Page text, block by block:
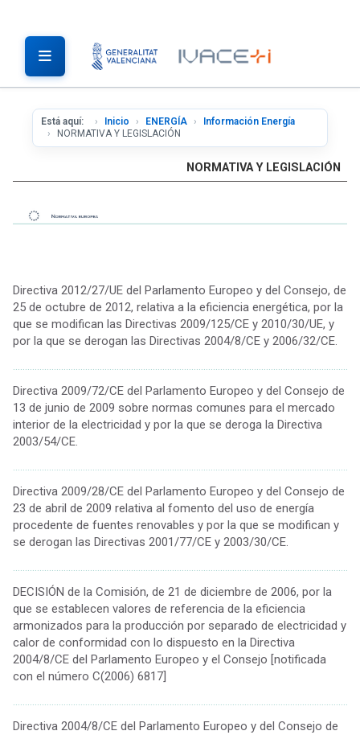
Está aquí: Inicio ENERGÍA
Información Energía
NORMATIVA Y LEGISLACIÓN
NORMATIVA Y LEGISLACIÓN
Directiva 2012/27/UE del Parlamento Europeo y del Consejo, de
25 de octubre de 2012, relativa a la eficiencia energética, por la
que se modifican las Directivas 2009/125/CE y 2010/30/UE, y
por la que se derogan las Directivas 2004/8/CE y 2006/32/CE.
Directiva 2009/72/CE del Parlamento Europeo y del Consejo de
13 de junio de 2009 sobre normas comunes para el mercado
interior de la electricidad y por la que se deroga la Directiva
2003/54/CE.
Directiva 2009/28/CE del Parlamento Europeo y del Consejo de
23 de abril de 2009 relativa al fomento del uso de energía
procedente de fuentes renovables y por la que se modifican y
se derogan las Directivas 2001/77/CE y 2003/30/CE.
DECISIÓN de la Comisión, de 21 de diciembre de 2006, por la
que se establecen valores de referencia de la eficiencia
armonizados para la producción por separado de electricidad y
calor de conformidad con lo dispuesto en la Directiva
2004/8/CE del Parlamento Europeo y el Consejo [notificada
con el número C(2006) 6817]
Directiva 2004/8/CE del Parlamento Europeo y del Consejo de